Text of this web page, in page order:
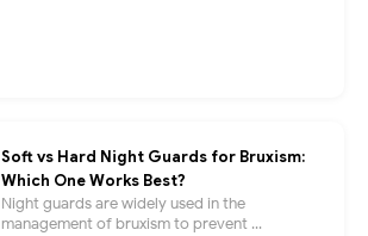
Soft vs Hard Night Guards for Bruxism:
Which One Works Best?
Night guards are widely used in the
management of bruxism to prevent ...